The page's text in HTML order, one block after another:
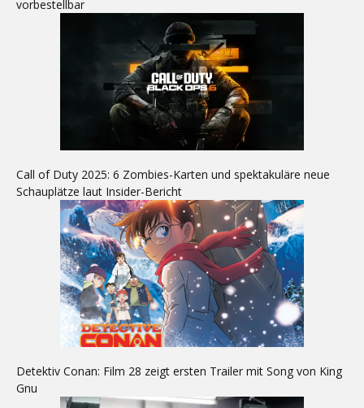
vorbestellbar
Call of Duty 2025: 6 Zombies-Karten und spektakuläre neue
Schauplätze laut Insider-Bericht
Detektiv Conan: Film 28 zeigt ersten Trailer mit Song von King
Gnu